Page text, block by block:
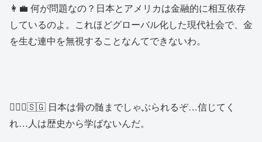
👩‍💼 何が問題なの？日本とアメリカは金融的に相互依存
しているのよ。これほどグローバル化した現代社会で、金
を生む連中を無視することなんてできないわ。
🙍🏻‍♂️🇸🇬 日本は骨の髄までしゃぶられるぞ…信じてく
れ…人は歴史から学ばないんだ。